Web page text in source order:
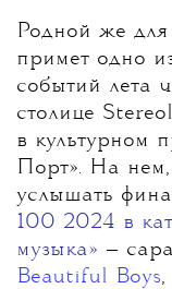
Родной же для
примет одно
событий лета
столице
в культурном
Порт». На
услышать
100 2024 в
музыка» —
Beautiful Boys,